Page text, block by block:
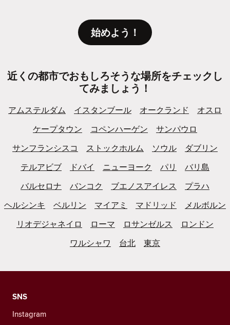
始めよう！
近くの都市でおもしろそうな場所をチェックし
てみましょう！
アムステルダム イスタンブール オークランド
オスロ
ケープタウン
コペンハーゲン
サンパウロ
サンフランシスコ
ストックホルム ソウル
ダブリン
テルアビブ
ドバイ ニューヨーク パリ
バリ島
バルセロナ
バンコク ブエノスアイレス
プラハ
ヘルシンキ
ベルリン マイアミ マドリッド
メルボルン
リオデジャネイロ
ローマ ロサンゼルス
ロンドン
ワルシャワ
台北 東京
SNS
Instagram